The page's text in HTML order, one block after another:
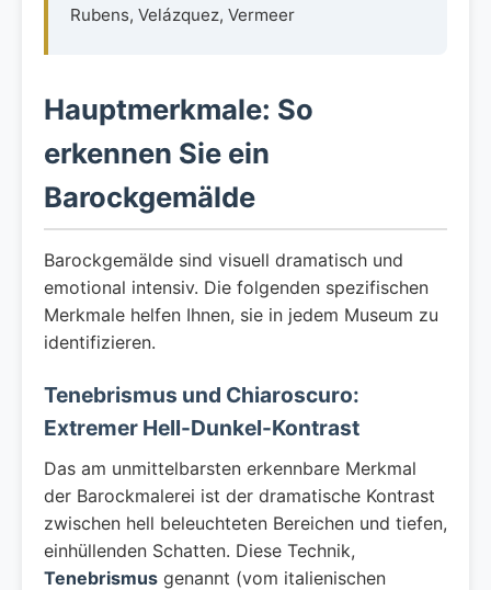
Rubens, Velázquez, Vermeer
Hauptmerkmale: So
erkennen Sie ein
Barockgemälde
Barockgemälde sind visuell dramatisch und
emotional intensiv. Die folgenden spezifischen
Merkmale helfen Ihnen, sie in jedem Museum zu
identifizieren.
Tenebrismus und Chiaroscuro:
Extremer Hell-Dunkel-Kontrast
Das am unmittelbarsten erkennbare Merkmal
der Barockmalerei ist der dramatische Kontrast
zwischen hell beleuchteten Bereichen und tiefen,
einhüllenden Schatten. Diese Technik,
Tenebrismus genannt (vom italienischen